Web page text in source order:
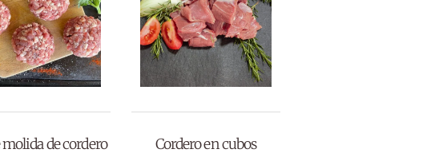
de cordero
Cordero en cubos